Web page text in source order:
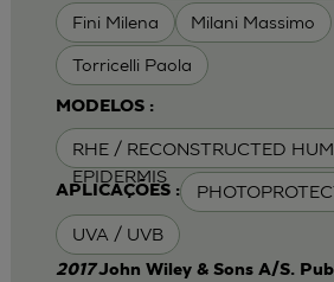
Fini Milena Milani Massimo
Torricelli Paola
MODELOS :
RHE / RECONSTRUCTED
EPIDERMIS
APLICAÇÕES :
UVA / UVB
2017John Wiley & Sons A/S.